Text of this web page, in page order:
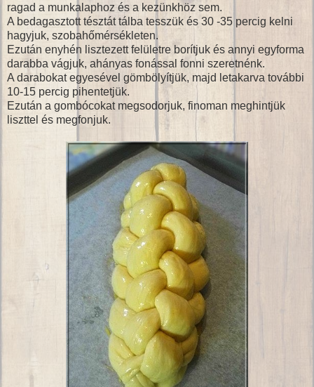
ragad a munkalaphoz és a kezünkhöz sem.
A bedagasztott tésztát tálba tesszük és 30 -35 percig kelni
hagyjuk, szobahőmérsékleten.
Ezután enyhén lisztezett felületre borítjuk és annyi egyforma
darabba vágjuk, ahányas fonással fonni szeretnénk.
A darabokat egyesével gömbölyítjük, majd letakarva további
10-15 percig pihentetjük.
Ezután a gombócokat megsodorjuk, finoman meghintjük
liszttel és megfonjuk.